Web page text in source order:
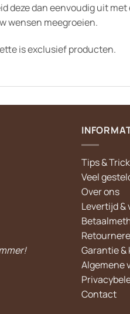
deze dan eenvoudig uit met
wensen meegroeien.
is exclusief producten.
Tips &
Veel
Over ons
Levertijd &
Garantie
Algemene
Contact